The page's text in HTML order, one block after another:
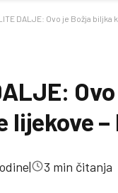
DALJE: Ovo je Božja biljka
lijekove –
| 3 min čitanja